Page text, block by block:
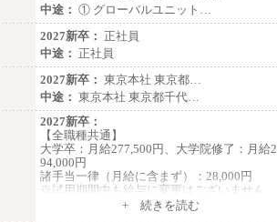
中途： ① グローバルユニット…
2027新卒： 正社員
中途： 正社員
2027新卒： 東京本社 東京都…
中途： 東京本社 東京都千代…
2027新卒：
【全職種共通】
大学卒：月給277,500円、大学院修了：月給2
94,000円
諸手当一律（月給に含まず）：28,000円
※試用期間中も給与に変更はございません
+ 続きを読む